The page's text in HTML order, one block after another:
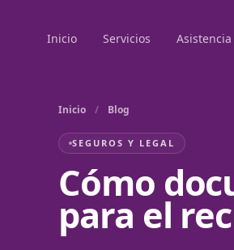
Inicio Servicios
Inicio / Blog
SEGUROS Y LEGAL
Cómo
para el